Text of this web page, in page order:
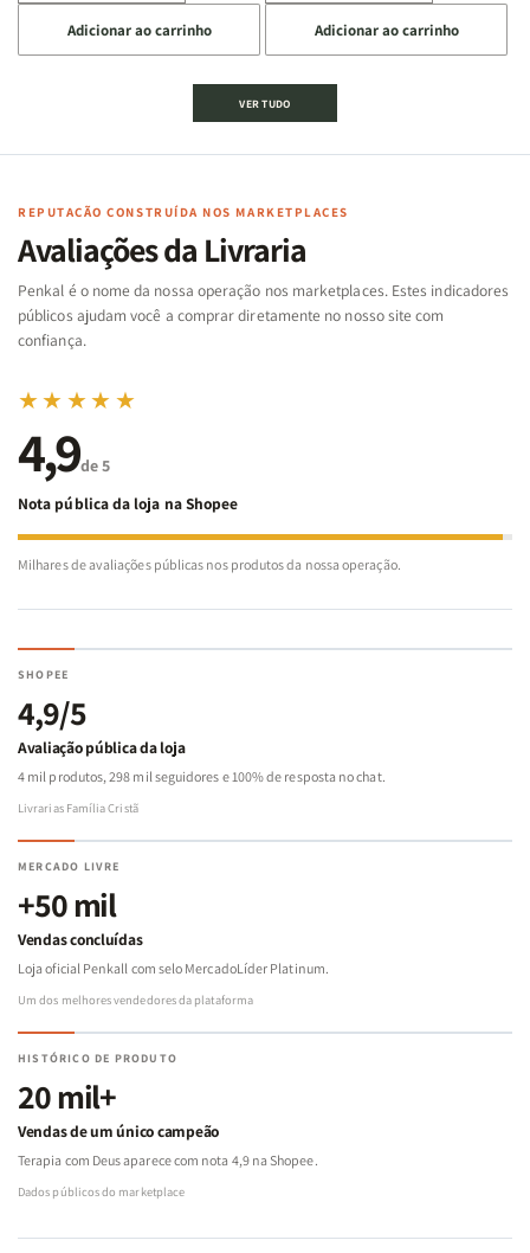
a
quantidade
de
Cartas
Famílias
Bíblia
-
Penkal
a
quantidade
de
Jogo
Cartas
Famílias
da
Bíblia
-
Penkal
Adicionar ao carrinho
a
quantidade
de
Jogo
|
de
a
quantidade
de
|
Adicionar ao carrinho
VER TUDO
REPUTAÇÃO CONSTRUÍDA NOS MARKETPLACES
Avaliações da Livraria
Penkal é o nome da nossa operação nos marketplaces. Estes indicadores
públicos ajudam você a comprar diretamente no nosso site com
confiança.
★★★★★
4,9de 5
Nota pública da loja na Shopee
Milhares de avaliações públicas nos produtos da nossa operação.
SHOPEE
4,9/5
Avaliação pública da loja
4 mil produtos, 298 mil seguidores e 100% de resposta no chat.
Livrarias Família Cristã
MERCADO LIVRE
+50 mil
Vendas concluídas
Loja oficial Penkall com selo MercadoLíder Platinum.
Um dos melhores vendedores da plataforma
HISTÓRICO DE PRODUTO
20 mil+
Vendas de um único campeão
Terapia com Deus aparece com nota 4,9 na Shopee.
Dados públicos do marketplace